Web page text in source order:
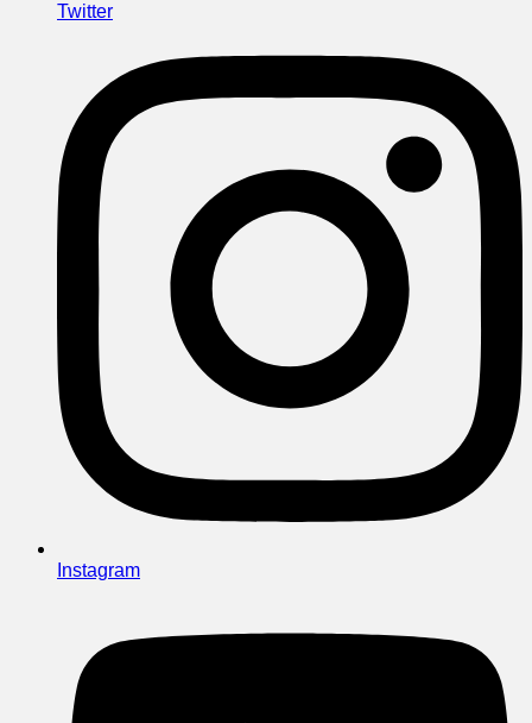
Twitter
Instagram